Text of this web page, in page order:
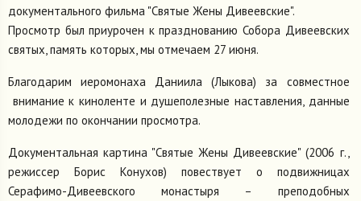
документального фильма "Святые Жены Дивеевские".
Просмотр был приурочен к празднованию Собора Дивеевских
святых, память которых, мы отмечаем 27 июня.
Благодарим иеромонаха Даниила (Лыкова) за совместное
внимание к киноленте и душеполезные наставления, данные
молодежи по окончании просмотра.
Документальная картина "Святые Жены Дивеевские" (2006 г.,
режиссер Борис Конухов) повествует о подвижницах
Серафимо-Дивеевского монастыря – преподобных